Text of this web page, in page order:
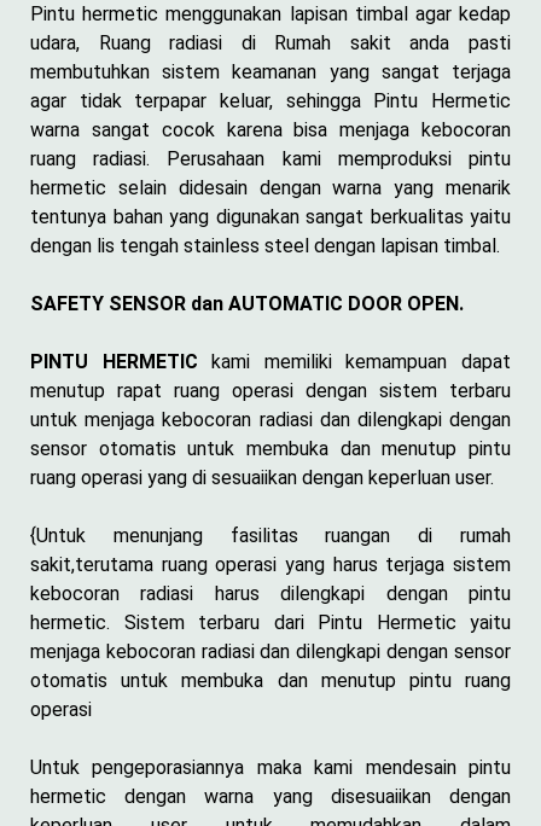
Pintu hermetic menggunakan lapisan timbal agar kedap
udara, Ruang radiasi di Rumah sakit anda pasti
membutuhkan sistem keamanan yang sangat terjaga
agar tidak terpapar keluar, sehingga Pintu Hermetic
warna sangat cocok karena bisa menjaga kebocoran
ruang radiasi. Perusahaan kami memproduksi pintu
hermetic selain didesain dengan warna yang menarik
tentunya bahan yang digunakan sangat berkualitas yaitu
dengan lis tengah stainless steel dengan lapisan timbal.
SAFETY SENSOR dan AUTOMATIC DOOR OPEN.
PINTU HERMETIC kami memiliki kemampuan dapat
menutup rapat ruang operasi dengan sistem terbaru
untuk menjaga kebocoran radiasi dan dilengkapi dengan
sensor otomatis untuk membuka dan menutup pintu
ruang operasi yang di sesuaiikan dengan keperluan user.
{Untuk menunjang fasilitas ruangan di rumah
sakit,terutama ruang operasi yang harus terjaga sistem
kebocoran radiasi harus dilengkapi dengan pintu
hermetic. Sistem terbaru dari Pintu Hermetic yaitu
menjaga kebocoran radiasi dan dilengkapi dengan sensor
otomatis untuk membuka dan menutup pintu ruang
operasi
Untuk pengeporasiannya maka kami mendesain pintu
hermetic dengan warna yang disesuaiikan dengan